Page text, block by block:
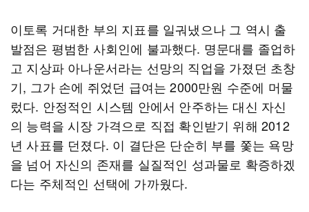
이토록 거대한 부의 지표를 일궈냈으나 그 역시 출
발점은 평범한 사회인에 불과했다. 명문대를 졸업하
고 지상파 아나운서라는 선망의 직업을 가졌던 초창
기, 그가 손에 쥐었던 급여는 2000만원 수준에 머물
렀다. 안정적인 시스템 안에서 안주하는 대신 자신
의 능력을 시장 가격으로 직접 확인받기 위해 2012
년 사표를 던졌다. 이 결단은 단순히 부를 쫓는 욕망
을 넘어 자신의 존재를 실질적인 성과물로 확증하겠
다는 주체적인 선택에 가까웠다.